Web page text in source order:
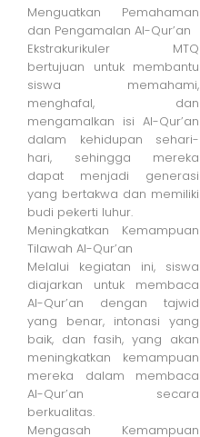
Menguatkan Pemahaman
dan Pengamalan Al-Qur’an
Ekstrakurikuler MTQ
bertujuan untuk membantu
siswa memahami,
menghafal, dan
mengamalkan isi Al-Qur’an
dalam kehidupan sehari-
hari, sehingga mereka
dapat menjadi generasi
yang bertakwa dan memiliki
budi pekerti luhur.
Meningkatkan Kemampuan
Tilawah Al-Qur’an
Melalui kegiatan ini, siswa
diajarkan untuk membaca
Al-Qur’an dengan tajwid
yang benar, intonasi yang
baik, dan fasih, yang akan
meningkatkan kemampuan
mereka dalam membaca
Al-Qur’an secara
berkualitas.
Mengasah Kemampuan